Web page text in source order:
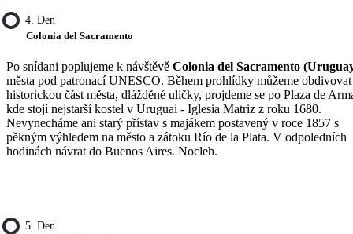
4. Den
Colonia del Sacramento
Po snídani poplujeme k návštěvě Colonia del Sacramento
města pod patronací UNESCO. Během prohlídky můžeme obdivovat
historickou část města, dlážděné uličky, projdeme se po Plaza de
kde stojí nejstarší kostel v Uruguai - Iglesia Matriz z roku 1680.
Nevynecháme ani starý přístav s majákem postavený v roce 1857 s
pěkným výhledem na město a zátoku Río de la Plata. V odpoledních
hodinách návrat do Buenos Aires. Nocleh.
5. Den